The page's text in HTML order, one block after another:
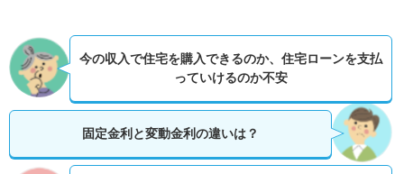
今の収入で住宅を購入できるのか、 住宅ローンを支払
っていけるのか不安
固定金利と変動金利の違いは？